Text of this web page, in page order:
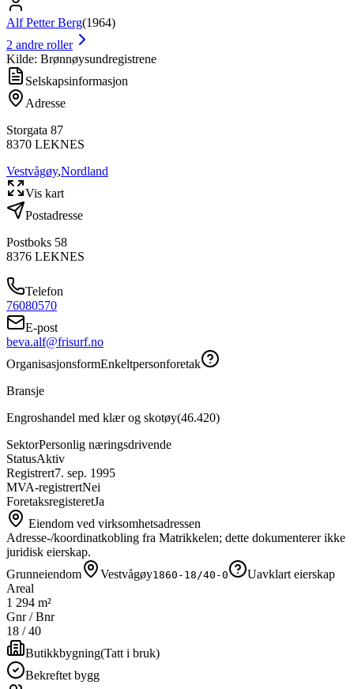
Alf Petter Berg(1964)
2 andre roller
Kilde: Brønnøysundregistrene
Selskapsinformasjon
Adresse
Storgata 87
8370 LEKNES
Vestvågøy,Nordland
Vis kart
Postadresse
Postboks 58
8376 LEKNES
Telefon
76080570
E-post
beva.alf@frisurf.no
OrganisasjonsformEnkeltpersonforetak
Bransje
Engroshandel med klær og skotøy(46.420)
SektorPersonlig næringsdrivende
StatusAktiv
Registrert7. sep. 1995
MVA-registrertNei
ForetaksregisteretJa
Eiendom ved virksomhetsadressen
Adresse-/koordinatkobling fra Matrikkelen; dette dokumenterer ikke
juridisk eierskap.
Grunneiendom
Vestvågøy1860-18/40-0
Uavklart eierskap
Areal
1 294 m²
Gnr / Bnr
18 /40
Butikkbygning(Tatt i bruk)
Bekreftet bygg